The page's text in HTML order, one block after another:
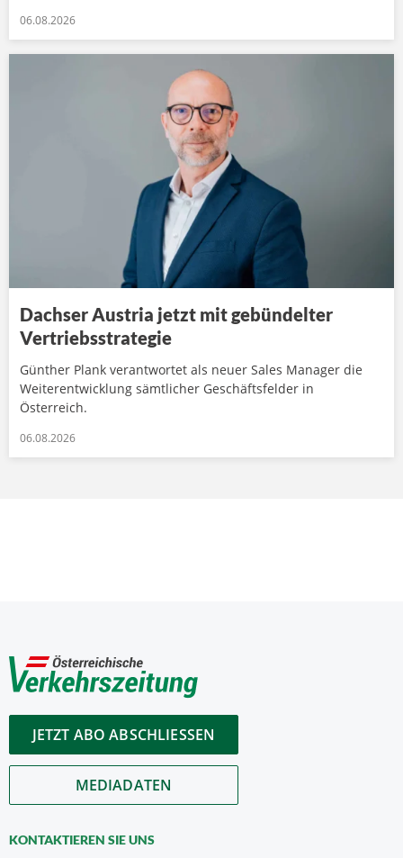
06.08.2026
Dachser Austria jetzt mit gebündelter
Vertriebsstrategie
Günther Plank verantwortet als neuer Sales Manager die
Weiterentwicklung sämtlicher Geschäftsfelder in
Österreich.
06.08.2026
JETZT ABO ABSCHLIESSEN
MEDIADATEN
KONTAKTIEREN SIE UNS